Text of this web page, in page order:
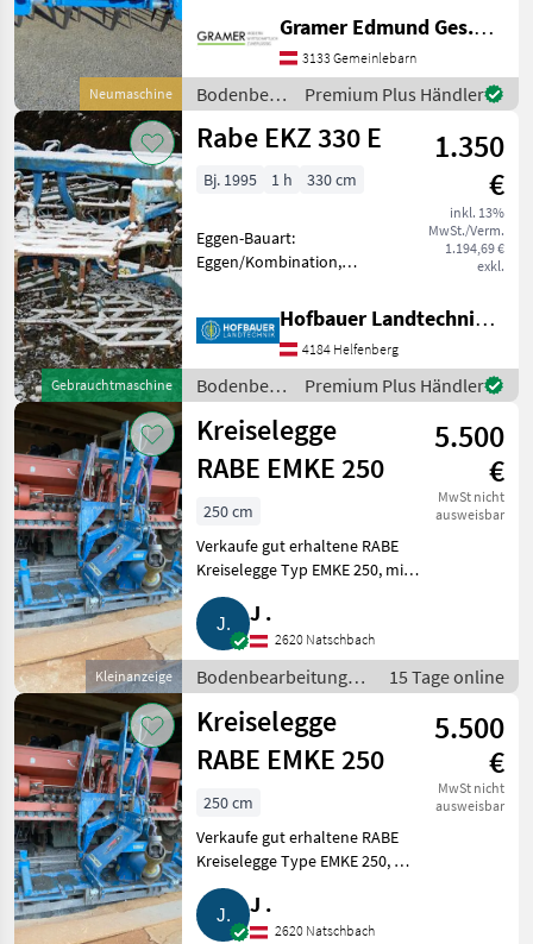
Lemken
Amazone
Pöttinger
Kuhn
Alle 51
anzeigen
MARKTPLATZ
Marktplatz Händlerangebote Kleinanzeigen
Neumaschine
Kreiselegge mit hydr.
Anbaugestänge,
Planierschiene,
Gelenkwelle mit
Überlastsicherung, vier
Kreisel
Gramer Edmund Ges.m.b.H.
3133 Gemeinlebarn
Bodenbearbeitung
/ Rabe
Premium Plus Händler
Gebrauchtmaschine
Rabe EKZ 330 E
1.350
€
inkl. 13%
MwSt./Verm.
1.194,69 €
exkl.
Bj. 1995 1 h 330 cm
Eggen-Bauart:
Eggen/Kombination,
Doppelkrümmler Walze
hydr.Klappung
Bodenbearbeitung Eggen
Hofbauer Landtechnik GmbH
4184 Helfenberg
Bodenbearbeitung
/ Rabe
Premium Plus Händler
Kleinanzeige
Kreiselegge
RABE EMKE 250
5.500
€
MwSt nicht
ausweisbar
250 cm
Verkaufe gut erhaltene RABE
Kreiselegge Typ EMKE 250, mit
Huckepack und Sämaschine
Typ REFORM SEMO 99, mit
Saatstriegel und
Fahrgassenautomatik.
Bodenbearbeitung Egg
J .
2620 Natschbach
Bodenbearbeitung /
Eggen
15 Tage online
Kreiselegge
RABE EMKE 250
5.500
€
MwSt nicht
ausweisbar
250 cm
Verkaufe gut erhaltene RABE
Kreiselegge Type EMKE 250, mit
Huckepack und Sämaschine
Type REFORM SEMO 99, mit
Saatstriegel und
J .
2620 Natschbach